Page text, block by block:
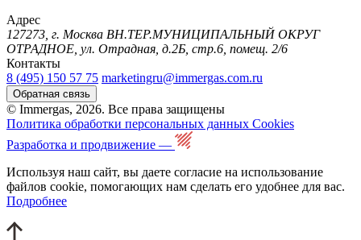
Адрес
127273, г. Москва ВН.ТЕР.МУНИЦИПАЛЬНЫЙ ОКРУГ
ОТРАДНОЕ, ул. Отрадная, д.2Б, стр.6, помещ. 2/6
Контакты
8 (495) 150 57 75 marketingru@immergas.com.ru
Обратная связь
© Immergas, 2026. Все права защищены
Политика обработки персональных данных Cookies
Разработка и продвижение —
Используя наш сайт, вы даете согласие на использование
файлов cookie, помогающих нам сделать его удобнее для вас.
Подробнее